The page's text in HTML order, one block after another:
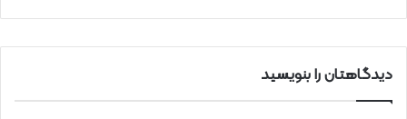
دیدگاهتان را بنویسید